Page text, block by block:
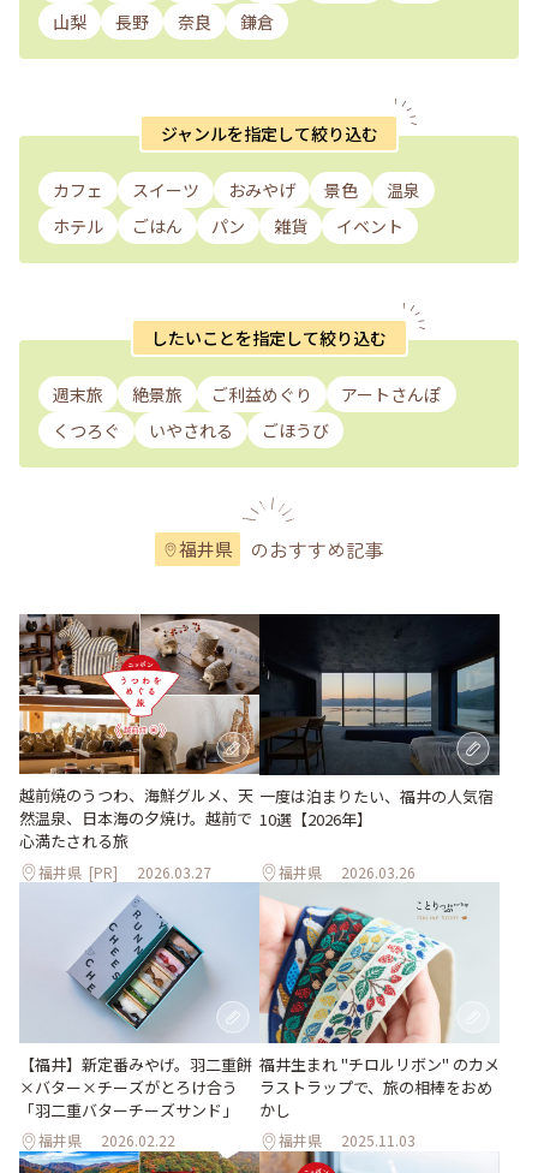
山梨
長野 奈良 鎌倉
ジャンルを指定して絞り込む
カフェ スイーツ おみやげ 景色
温泉
ホテル
ごはん パン 雑貨 イベント
したいことを指定して絞り込む
週末旅 絶景旅 ご利益めぐり
アートさんぽ
くつろぐ
いやされる ごほうび
福井県 のおすすめ記事
越前焼のうつわ、海鮮グルメ、天
然温泉、日本海の夕焼け。越前で
心満たされる旅
福井県 [PR] 2026.03.27
一度は泊まりたい、福井の人気宿
10選【2026年】
福井県 2026.03.26
【福井】新定番みやげ。羽二重餅
×バター×チーズがとろけ合う
「羽二重バターチーズサンド」
福井県 2026.02.22
福井生まれ "チロルリボン" のカメ
ラストラップで、旅の相棒をおめ
かし
福井県 2025.11.03